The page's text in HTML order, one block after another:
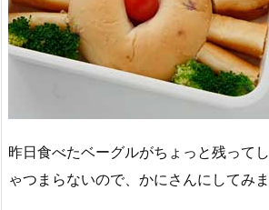
昨日食べたベーグルがちょっと残って
ゃつまらないので、かにさんにしてみま